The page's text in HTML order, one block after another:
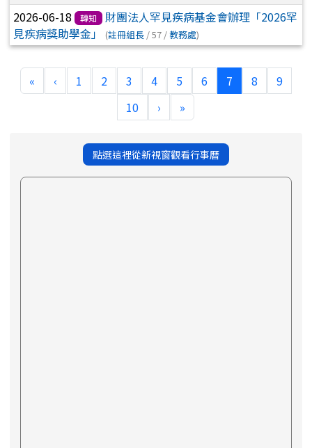
2026-06-18 轉知
財團法人罕見疾病基金會辦理「2026罕
見疾病獎助學金」
(註冊組長 / 57 /教務處)
« ‹ 1 2 3 4 5 6 7 (current)
8
9
10
› »
點選這裡從新視窗觀看行事曆